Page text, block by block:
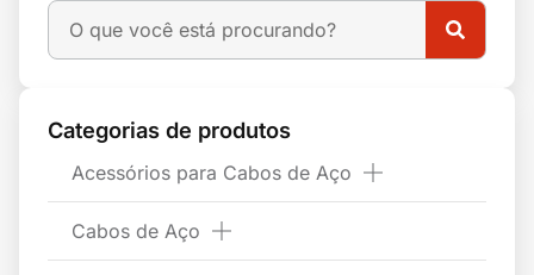
Categorias de produtos
Acessórios para Cabos de Aço
Cabos de Aço